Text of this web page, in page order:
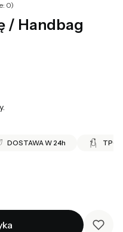
0)
/ Handbag
DOSTAWA W 24h TPO